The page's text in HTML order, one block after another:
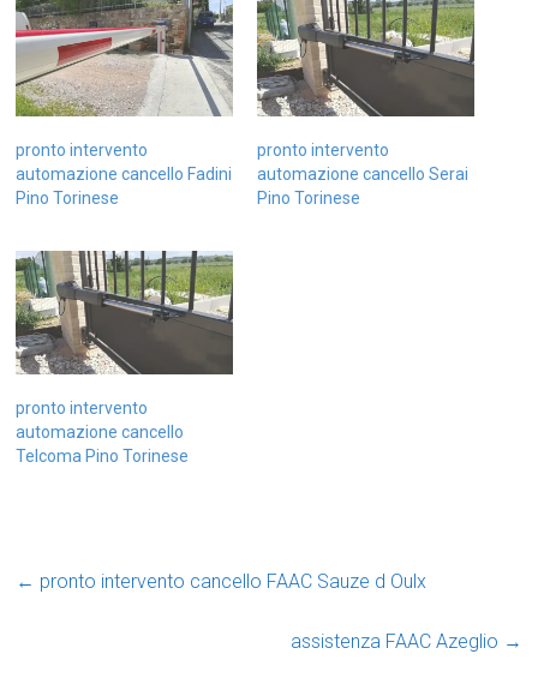
pronto intervento
automazione cancello Fadini
Pino Torinese
pronto intervento
automazione cancello Serai
Pino Torinese
pronto intervento
automazione cancello
Telcoma Pino Torinese
← pronto intervento cancello FAAC Sauze d Oulx
assistenza FAAC Azeglio →